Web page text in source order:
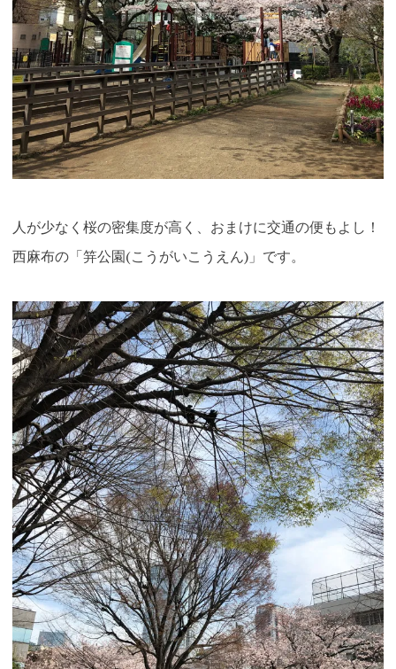
人が少なく桜の密集度が高く、おまけに交通の便もよし！
西麻布の「笄公園(こうがいこうえん)」です。